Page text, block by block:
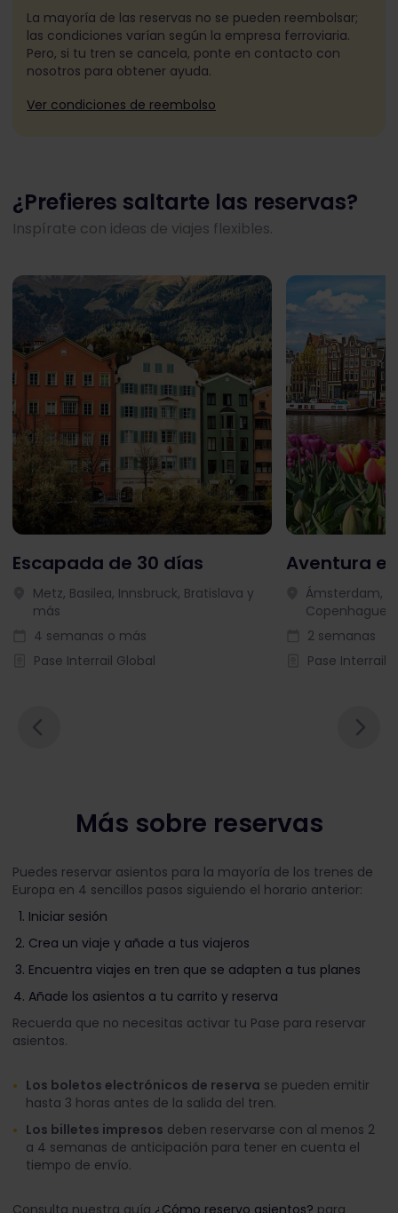
La mayoría de las reservas no se pueden reembolsar;
las condiciones varían según la empresa ferroviaria.
Pero, si tu tren se cancela, ponte en contacto con
nosotros para obtener ayuda.
Ver condiciones de reembolso
¿Prefieres saltarte las reservas?
Inspírate con ideas de viajes flexibles.
Escapada de 30 días
Metz, Basilea, Innsbruck, Bratislava y
más
4 semanas o más
Pase Interrail Global
Aventura
Ámsterdam,
Copenhague
2 semanas
Pase Interrail
Más sobre reservas
Puedes reservar asientos para la mayoría de los trenes de
Europa en 4 sencillos pasos siguiendo el horario anterior:
Iniciar sesión
Crea un viaje y añade a tus viajeros
Encuentra viajes en tren que se adapten a tus planes
Añade los asientos a tu carrito y reserva
Recuerda que no necesitas activar tu Pase para reservar
asientos.
Los boletos electrónicos de reserva se pueden emitir
hasta 3 horas antes de la salida del tren.
Los billetes impresos deben reservarse con al menos 2
a 4 semanas de anticipación para tener en cuenta el
tiempo de envío.
Consulta nuestra guía ¿Cómo reservo asientos? para